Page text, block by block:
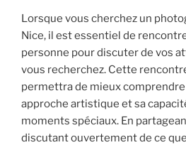
Lorsque vous cherchez un
Nice, il est essentiel de
personne pour discuter de vos
vous recherchez. Cette
permettra de mieux
approche artistique et sa
moments spéciaux. En
discutant ouvertement de ce